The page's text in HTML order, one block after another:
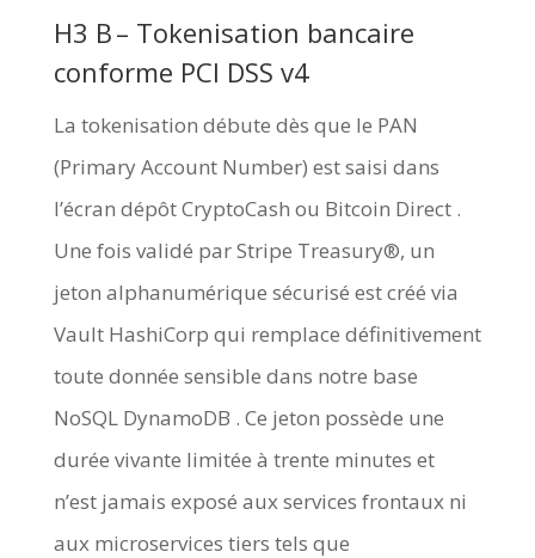
H3 B – Tokenisation bancaire
conforme PCI DSS v4
La tokenisation débute dès que le PAN
(Primary Account Number) est saisi dans
l’écran dépôt CryptoCash ou Bitcoin Direct .
Une fois validé par Stripe Treasury®, un
jeton alphanumérique sécurisé est créé via
Vault HashiCorp qui remplace définitivement
toute donnée sensible dans notre base
NoSQL DynamoDB . Ce jeton possède une
durée vivante limitée à trente minutes et
n’est jamais exposé aux services frontaux ni
aux microservices tiers tels que